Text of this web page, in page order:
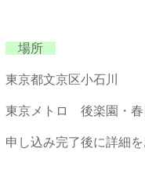
場所
東京都文京区小石川
東京メトロ 後楽園・
申し込み完了後に詳細